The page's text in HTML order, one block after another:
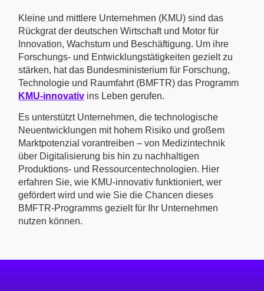
Kleine und mittlere Unternehmen (KMU) sind das
Rückgrat der deutschen Wirtschaft und Motor für
Innovation, Wachstum und Beschäftigung. Um ihre
Forschungs- und Entwicklungstätigkeiten gezielt zu
stärken, hat das Bundesministerium für Forschung,
Technologie und Raumfahrt (BMFTR) das Programm
KMU-innovativ ins Leben gerufen.
Es unterstützt Unternehmen, die technologische
Neuentwicklungen mit hohem Risiko und großem
Marktpotenzial vorantreiben – von Medizintechnik
über Digitalisierung bis hin zu nachhaltigen
Produktions- und Ressourcentechnologien. Hier
erfahren Sie, wie KMU-innovativ funktioniert, wer
gefördert wird und wie Sie die Chancen dieses
BMFTR-Programms gezielt für Ihr Unternehmen
nutzen können.